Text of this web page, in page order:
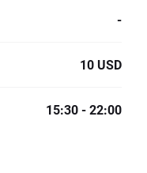
-
10 USD
15:30 - 22:00